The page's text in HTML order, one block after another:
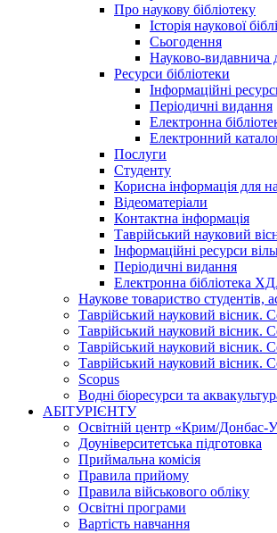
Про наукову бібліотеку
Історія наукової
Сьогодення
Науково-видавнича
Ресурси бібліотеки
Інформаційні
Періодичні видання
Електронна
Електронний
Послуги
Студенту
Корисна інформація для
Відеоматеріали
Контактна інформація
Таврійський науковий
Інформаційні ресурси
Періодичні видання
Електронна бібліотека
Наукове товариство студентів,
Таврійський науковий вісник.
Таврійський науковий вісник.
Таврійський науковий вісник.
Таврійський науковий вісник.
Scopus
Водні біоресурси та
АБІТУРІЄНТУ
Освітній центр «Крим/Донбас-
Доуніверситетська підготовка
Приймальна комісія
Правила прийому
Правила військового обліку
Освітні програми
Вартість навчання